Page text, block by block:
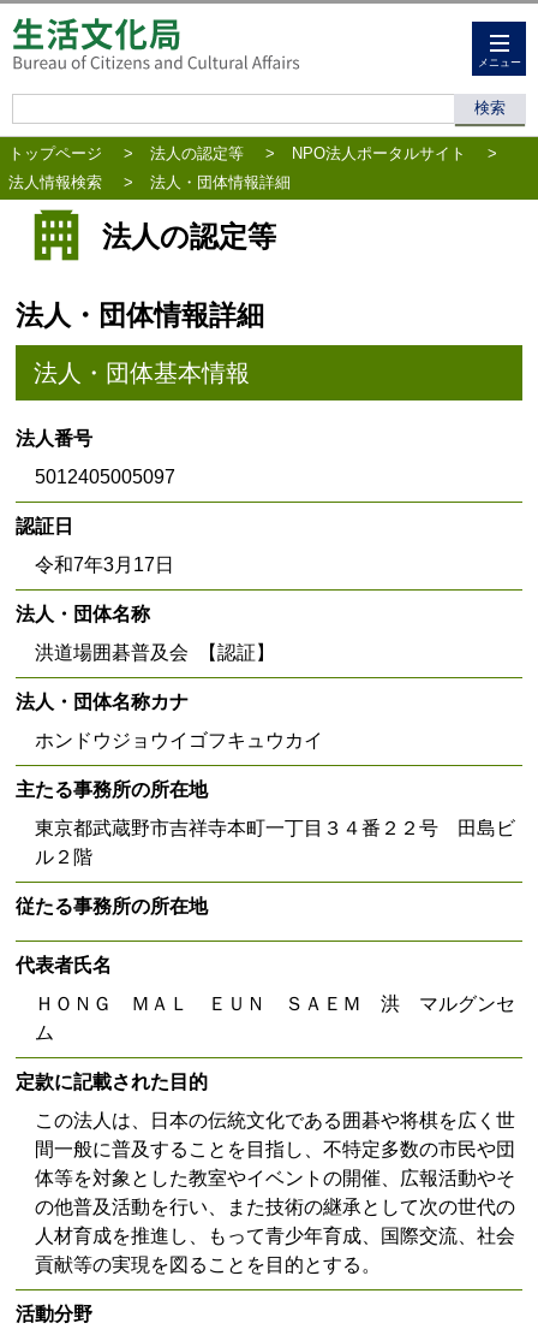
メニュー
トップページ > 法人の認定等 > NPO法人ポータルサイト
>
法人情報検索
> 法人・団体情報詳細
法人の認定等
法人・団体情報詳細
法人・団体基本情報
法人番号
5012405005097
認証日
令和7年3月17日
法人・団体名称
洪道場囲碁普及会 【認証】
法人・団体名称カナ
ホンドウジョウイゴフキュウカイ
主たる事務所の所在地
東京都武蔵野市吉祥寺本町一丁目３４番２２号 田島ビ
ル２階
従たる事務所の所在地
代表者氏名
ＨＯＮＧ ＭＡＬ ＥＵＮ ＳＡＥＭ 洪 マルグンセ
ム
定款に記載された目的
この法人は、日本の伝統文化である囲碁や将棋を広く世
間一般に普及することを目指し、不特定多数の市民や団
体等を対象とした教室やイベントの開催、広報活動やそ
の他普及活動を行い、また技術の継承として次の世代の
人材育成を推進し、もって青少年育成、国際交流、社会
貢献等の実現を図ることを目的とする。
活動分野